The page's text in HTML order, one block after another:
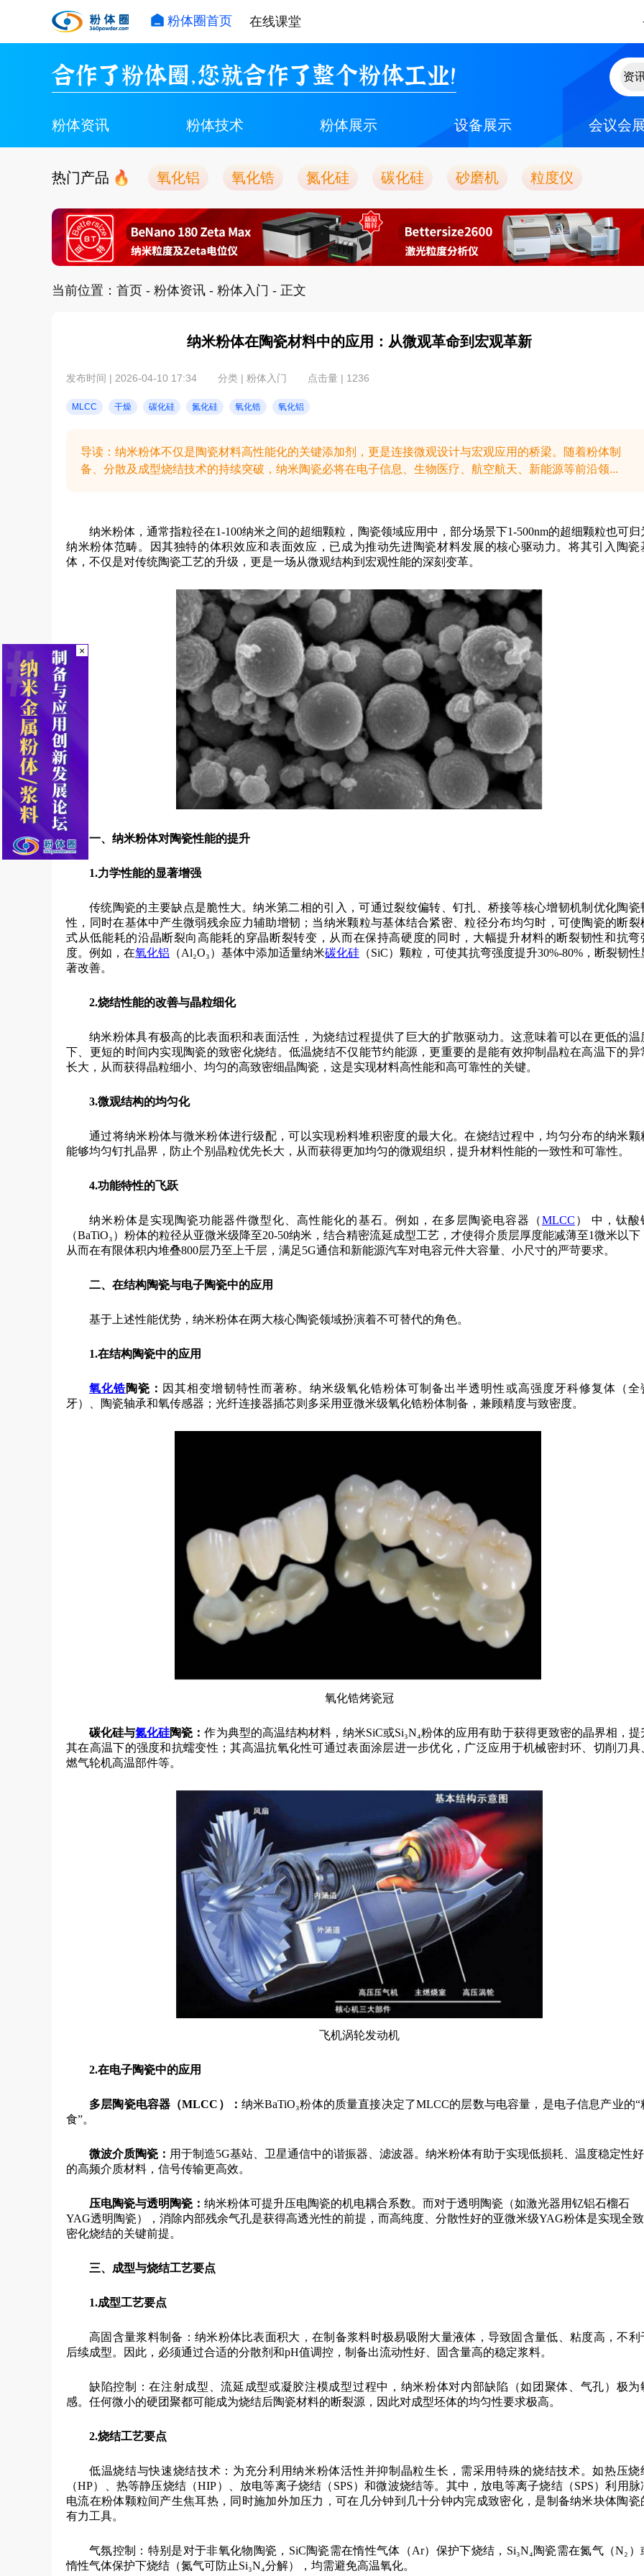
粉体圈首页 在线课堂
合作了粉体圈，您就合作了整个粉体工业！
粉体资讯 粉体技术 粉体展示 设备展示 会议会
热门产品 氧化铝 氧化锆 氮化硅 碳化硅 砂磨机 粒度仪
当前位置： 首页 - 粉体资讯 - 粉体入门 - 正文
纳米粉体在陶瓷材料中的应用：从微观革命到宏观革新
发布时间 | 2026-04-10 17:34 分类 | 粉体入门 点击量 | 1236
MLCC 干燥 碳化硅 氮化硅 氧化锆 氧化铝
导读：纳米粉体不仅是陶瓷材料高性能化的关键添加剂，更是连接微观设计与宏观应用的桥梁。随着粉体制
备、分散及成型烧结技术的持续突破，纳米陶瓷必将在电子信息、生物医疗、航空航天、新能源等前沿领...
纳米粉体，通常指粒径在1-100纳米之间的超细颗粒，陶瓷领域应用中，部分场景下1-500nm的超细颗粒也可归
纳米粉体范畴。因其独特的体积效应和表面效应，已成为推动先进陶瓷材料发展的核心驱动力。将其引入陶瓷
体，不仅是对传统陶瓷工艺的升级，更是一场从微观结构到宏观性能的深刻变革。
一、纳米粉体对陶瓷性能的提升
1.力学性能的显著增强
传统陶瓷的主要缺点是脆性大。纳米第二相的引入，可通过裂纹偏转、钉扎、桥接等核心增韧机制优化陶瓷
性，同时在基体中产生微弱残余应力辅助增韧；当纳米颗粒与基体结合紧密、粒径分布均匀时，可使陶瓷的断裂
式从低能耗的沿晶断裂向高能耗的穿晶断裂转变，从而在保持高硬度的同时，大幅提升材料的断裂韧性和抗弯
度。例如，在氧化铝 （Al₂O₃）基体中添加适量纳米碳化硅 （SiC）颗粒，可使其抗弯强度提升30%-80%，断裂韧性
著改善。
2.烧结性能的改善与晶粒细化
纳米粉体具有极高的比表面积和表面活性，为烧结过程提供了巨大的扩散驱动力。这意味着可以在更低的温
下、更短的时间内实现陶瓷的致密化烧结。低温烧结不仅能节约能源，更重要的是能有效抑制晶粒在高温下的异
长大，从而获得晶粒细小、均匀的高致密细晶陶瓷，这是实现材料高性能和高可靠性的关键。
3.微观结构的均匀化
通过将纳米粉体与微米粉体进行级配，可以实现粉料堆积密度的最大化。在烧结过程中，均匀分布的纳米颗
能够均匀钉扎晶界，防止个别晶粒优先长大，从而获得更加均匀的微观组织，提升材料性能的一致性和可靠性。
4.功能特性的飞跃
纳米粉体是实现陶瓷功能器件微型化、高性能化的基石。例如，在多层陶瓷电容器（MLCC ） 中，钛酸
（BaTiO₃）粉体的粒径从亚微米级降至20-50纳米，结合精密流延成型工艺，才使得介质层厚度能减薄至1微米以下
从而在有限体积内堆叠800层乃至上千层，满足5G通信和新能源汽车对电容元件大容量、小尺寸的严苛要求。
二、在结构陶瓷与电子陶瓷中的应用
基于上述性能优势，纳米粉体在两大核心陶瓷领域扮演着不可替代的角色。
1.在结构陶瓷中的应用
氧化锆陶瓷 ： 因其相变增韧特性而著称。纳米级氧化锆粉体可制备出半透明性或高强度牙科修复体（全
牙）、陶瓷轴承和氧传感器；光纤连接器插芯则多采用亚微米级氧化锆粉体制备，兼顾精度与致密度。
氧化锆烤瓷冠
碳化硅与氮化硅陶瓷：作为典型的高温结构材料，纳米SiC或Si₃N₄粉体的应用有助于获得更致密的晶界相，提
其在高温下的强度和抗蠕变性；其高温抗氧化性可通过表面涂层进一步优化，广泛应用于机械密封环、切削刀具
燃气轮机高温部件等。
飞机涡轮发动机
2.在电子陶瓷中的应用
多层陶瓷电容器（MLCC）： 纳米BaTiO₃粉体的质量直接决定了MLCC的层数与电容量，是电子信息产业的“
食”。
微波介质陶瓷： 用于制造5G基站、卫星通信中的谐振器、滤波器。纳米粉体有助于实现低损耗、温度稳定性好
的高频介质材料，信号传输更高效。
压电陶瓷与透明陶瓷： 纳米粉体可提升压电陶瓷的机电耦合系数。而对于透明陶瓷（如激光器用钇铝石榴石
YAG透明陶瓷），消除内部残余气孔是获得高透光性的前提，而高纯度、分散性好的亚微米级YAG粉体是实现全致
密化烧结的关键前提。
三、成型与烧结工艺要点
1.成型工艺要点
高固含量浆料制备：纳米粉体比表面积大，在制备浆料时极易吸附大量液体，导致固含量低、粘度高，不利
后续成型。因此，必须通过合适的分散剂和pH值调控，制备出流动性好、固含量高的稳定浆料。
缺陷控制：在注射成型、流延成型或凝胶注模成型过程中，纳米粉体对内部缺陷（如团聚体、气孔）极为
感。任何微小的硬团聚都可能成为烧结后陶瓷材料的断裂源，因此对成型坯体的均匀性要求极高。
2.烧结工艺要点
低温烧结与快速烧结技术：为充分利用纳米粉体活性并抑制晶粒生长，需采用特殊的烧结技术。如热压烧
（HP）、热等静压烧结（HIP）、放电等离子烧结（SPS）和微波烧结等。其中，放电等离子烧结（SPS）利用脉
电流在粉体颗粒间产生焦耳热，同时施加外加压力，可在几分钟到几十分钟内完成致密化，是制备纳米块体陶瓷
有力工具。
气氛控制：特别是对于非氧化物陶瓷，SiC陶瓷需在惰性气体（Ar）保护下烧结，Si₃N₄陶瓷需在氮气（N₂）
惰性气体保护下烧结（氮气可防止Si₃N₄分解），均需避免高温氧化。
×